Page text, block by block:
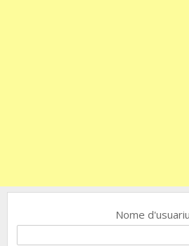
Nome d'usuariu